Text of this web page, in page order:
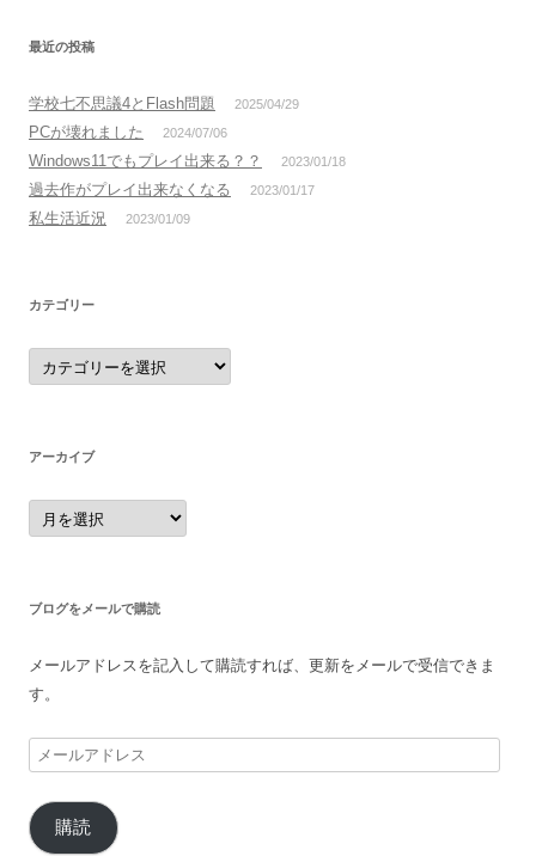
最近の投稿
学校七不思議4とFlash問題 2025/04/29
PCが壊れました 2024/07/06
Windows11でもプレイ出来る？？ 2023/01/18
過去作がプレイ出来なくなる 2023/01/17
私生活近況 2023/01/09
カテゴリー
カ
テ
ゴ
アーカイブ
ア
ー
カ
ブログをメールで購読
メールアドレスを記入して購読すれば、更新をメールで受信できま
す。
メ
ル
ア
購読